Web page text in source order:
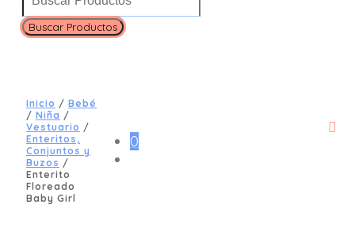
0
Inicio / Bebé
/ Niña /
Vestuario /
Enteritos,
Conjuntos y
Buzos /
Enterito
Floreado
Baby Girl